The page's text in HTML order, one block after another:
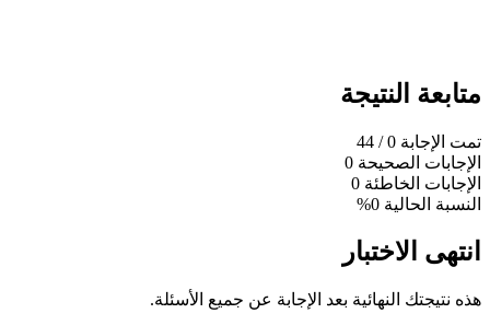
النتيجة
0
/ 44
الصحيحة 0
الخاطئة 0
الحالية 0%
الاختبار
النهائية بعد الإجابة عن جميع الأسئلة.